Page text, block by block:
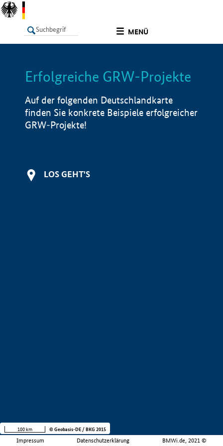
MENÜ
LISTE Info
Erfolgreiche GRW-Projekte
Auf der folgenden Deutschlandkarte
finden Sie konkrete Beispiele erfolgreicher
GRW-Projekte!
LOS GEHT'S
Impressum Datenschutzerklärung BMWi.de, 2021 ©
100 km © Geobasis-DE / BKG 2015